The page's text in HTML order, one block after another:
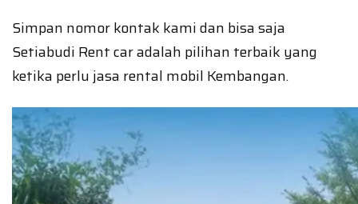
Simpan nomor kontak kami dan bisa saja
Setiabudi Rent car adalah pilihan terbaik yang
ketika perlu jasa rental mobil Kembangan.